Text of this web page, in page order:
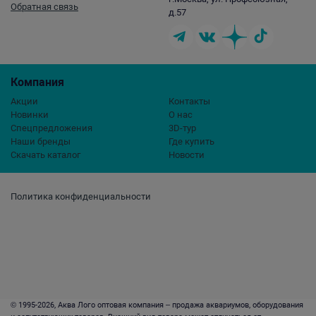
Политика конфиденциальности
Компания
Акции
Новинки
Спецпредложения
Наши бренды
Скачать каталог
Контакты
О нас
3D-тур
Где купить
Новости
Обратная связь
д.57
© 1995-2026, Аква Лого оптовая компания – продажа аквариумов, оборудования